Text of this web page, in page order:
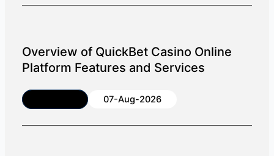
Overview of QuickBet Casino Online
Platform Features and Services
07-Aug-2026